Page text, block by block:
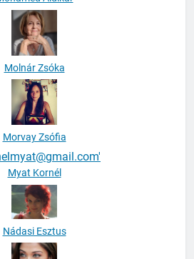
Mohamed Aldikar
Molnár Zsóka
Morvay Zsófia
Myat Kornél
Nádasi Esztus